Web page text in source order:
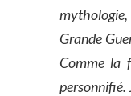
Grande
Comme la
personnifié.